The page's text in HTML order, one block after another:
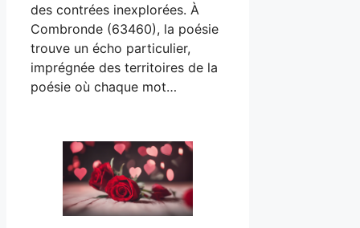
des contrées inexplorées. À
Combronde (63460), la poésie
trouve un écho particulier,
imprégnée des territoires de la
poésie où chaque mot…